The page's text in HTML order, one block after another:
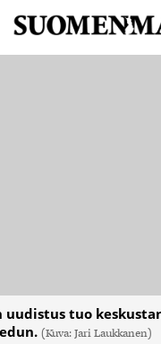
uudistus tuo
(Kuva: Jari Laukkanen)